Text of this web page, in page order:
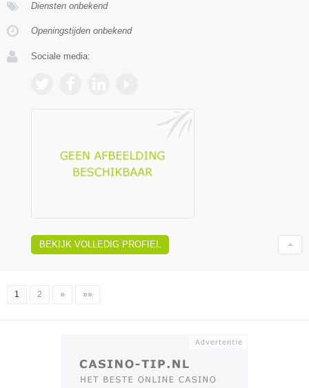
Diensten onbekend
Openingstijden onbekend
Sociale media:
BEKIJK VOLLEDIG PROFIEL
1 2 » »»